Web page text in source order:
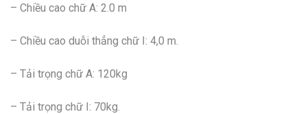
– Chiều cao chữ A: 2.0 m
– Chiều cao duỗi thẳng chữ I: 4,0 m.
– Tải trọng chữ A: 120kg
– Tải trọng chữ I: 70kg.